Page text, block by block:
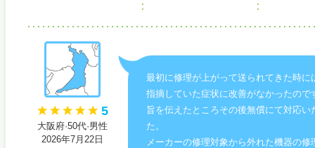
5
大阪府·50代·男性
2026年7月22日
最初に修理が上がって送られてきた時に
指摘していた症状に改善がなかったので
旨を伝えたところその後無償にて対応い
た。
メーカーの修理対象から外れた機器の修